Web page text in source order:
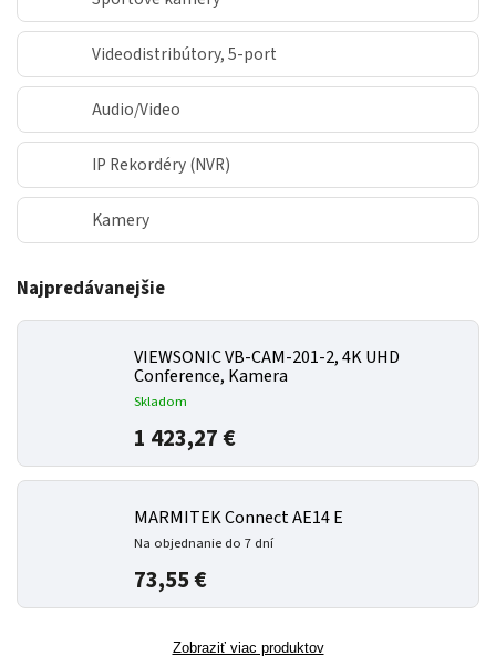
Videodistribútory, 5-port
Audio/Video
IP Rekordéry (NVR)
Kamery
Najpredávanejšie
VIEWSONIC VB-CAM-201-2, 4K UHD
Conference, Kamera
Skladom
1 423,27 €
MARMITEK Connect AE14 E
Na objednanie do 7 dní
73,55 €
Zobraziť viac produktov